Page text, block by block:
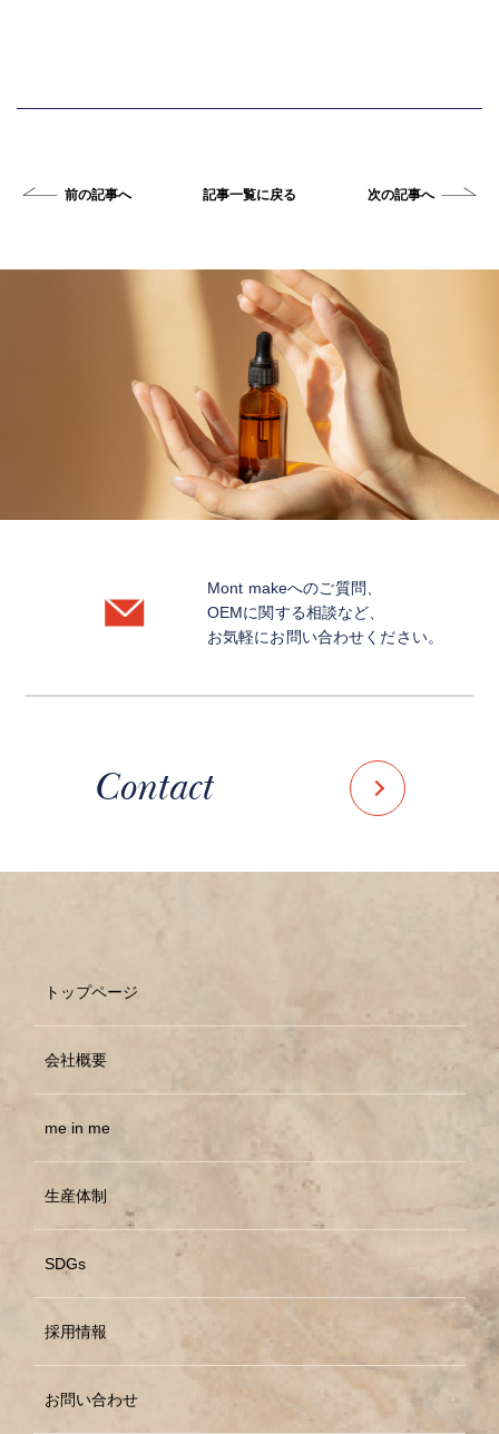
前の記事へ 記事一覧に戻る 次の記事へ
Mont makeへのご質問、
OEMに関する相談など、
お気軽にお問い合わせください。
Contact
トップページ
会社概要
me in me
生産体制
SDGs
採用情報
お問い合わせ